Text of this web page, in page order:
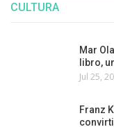
CULTURA
Mar
libro,
Jul 25,
Franz